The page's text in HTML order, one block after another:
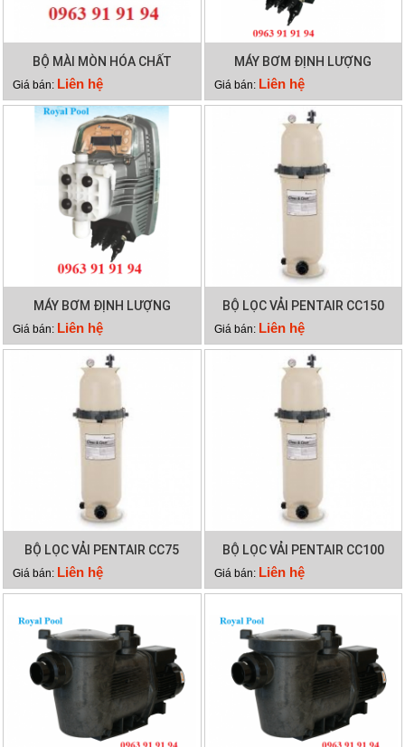
BỘ MÀI MÒN HÓA CHẤT
EMAUX CL-02
Giá bán: Liên hệ
MÁY BƠM ĐỊNH LƯỢNG
EMAUX CTRL7-ORP
Giá bán: Liên hệ
MÁY BƠM ĐỊNH LƯỢNG
EMAUX CTRL7-PH
Giá bán: Liên hệ
BỘ LỌC VẢI PENTAIR CC150
Giá bán: Liên hệ
BỘ LỌC VẢI PENTAIR CC75
Giá bán: Liên hệ
BỘ LỌC VẢI PENTAIR CC100
Giá bán: Liên hệ